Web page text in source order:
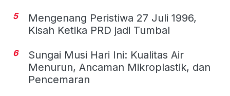
5
Mengenang Peristiwa 27 Juli 1996,
Kisah Ketika PRD jadi Tumbal
6
Sungai Musi Hari Ini: Kualitas Air
Menurun, Ancaman Mikroplastik, dan
Pencemaran